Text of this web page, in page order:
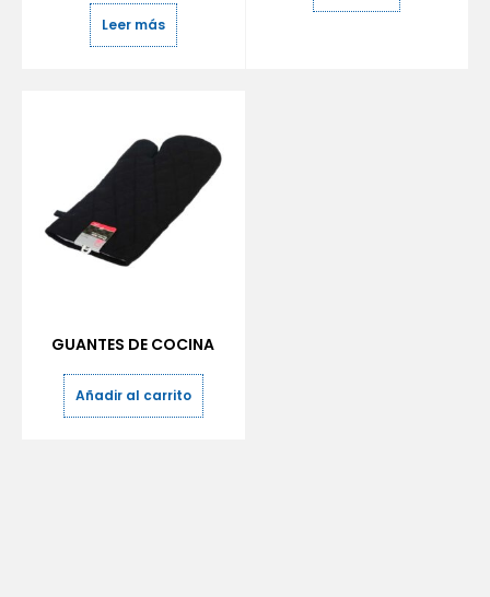
Leer más
GUANTES DE COCINA
Añadir al carrito